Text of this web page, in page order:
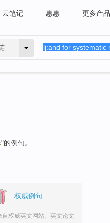
云笔记 惠惠 更多产品
"的例句。
权威例句
自权威英文网站、英文论文